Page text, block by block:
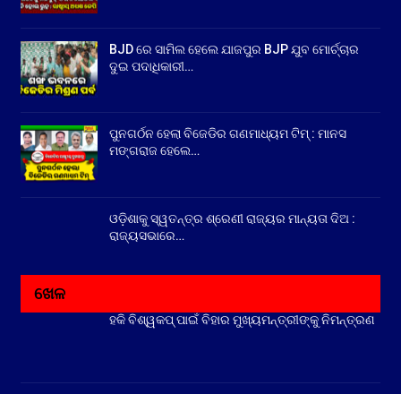
BJD ରେ ସାମିଲ ହେଲେ ଯାଜପୁର BJP ଯୁବ ମୋର୍ଚ୍ଚାର
ଦୁଇ ପଦାଧିକାରୀ…
ପୁନଗର୍ଠନ ହେଲା ବିଜେଡିର ଗଣମାଧ୍ୟମ ଟିମ୍ : ମାନସ
ମଙ୍ଗରାଜ ହେଲେ…
ଓଡ଼ିଶାକୁ ସ୍ୱତନ୍ତ୍ର ଶ୍ରେଣୀ ରାଜ୍ୟର ମାନ୍ୟତା ଦିଅ :
ରାଜ୍ୟସଭାରେ…
ଖେଳ
ହକି ବିଶ୍ୱକପ୍ ପାଇଁ ବିହାର ମୁଖ୍ୟମନ୍ତ୍ରୀଙ୍କୁ ନିମନ୍ତ୍ରଣ